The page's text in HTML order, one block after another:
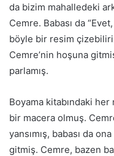
da bizim mahalledeki
Cemre. Babası da
böyle bir resim
Cemre’nin hoşuna
parlamış.
Boyama kitabındaki
bir macera olmuş.
yansımış, babası da
gitmiş. Cemre, bazen